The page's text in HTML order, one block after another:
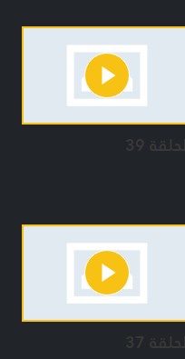
الحلقة 39
الحلقة 37